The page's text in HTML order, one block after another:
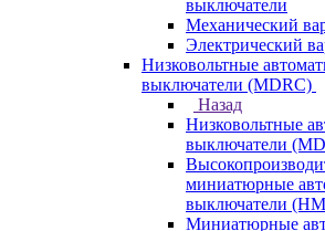
выключатели
Механический
Электрический
Низковольтные
выключатели (MDRC)
Назад
Низковольтные
выключатели
миниатюрные
выключатели
Миниатюрные